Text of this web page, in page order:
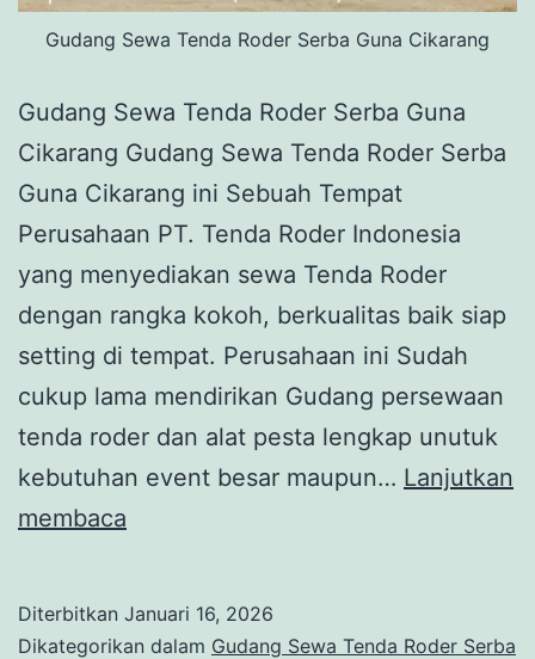
Gudang Sewa Tenda Roder Serba Guna Cikarang
Gudang Sewa Tenda Roder Serba Guna
Cikarang Gudang Sewa Tenda Roder Serba
Guna Cikarang ini Sebuah Tempat
Perusahaan PT. Tenda Roder Indonesia
yang menyediakan sewa Tenda Roder
dengan rangka kokoh, berkualitas baik siap
setting di tempat. Perusahaan ini Sudah
cukup lama mendirikan Gudang persewaan
tenda roder dan alat pesta lengkap unutuk
kebutuhan event besar maupun… Lanjutkan
membaca
Roder
Diterbitkan Januari 16, 2026
Dikategorikan dalam Gudang Sewa Tenda Roder Serba